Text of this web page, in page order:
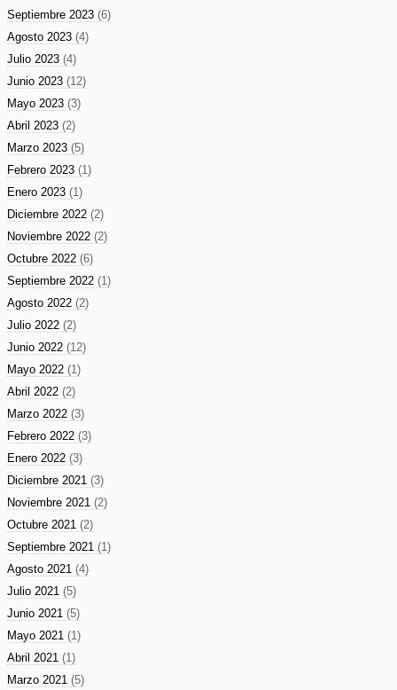
Septiembre 2023 (6)
Agosto 2023 (4)
Julio 2023 (4)
Junio 2023 (12)
Mayo 2023 (3)
Abril 2023 (2)
Marzo 2023 (5)
Febrero 2023 (1)
Enero 2023 (1)
Diciembre 2022 (2)
Noviembre 2022 (2)
Octubre 2022 (6)
Septiembre 2022 (1)
Agosto 2022 (2)
Julio 2022 (2)
Junio 2022 (12)
Mayo 2022 (1)
Abril 2022 (2)
Marzo 2022 (3)
Febrero 2022 (3)
Enero 2022 (3)
Diciembre 2021 (3)
Noviembre 2021 (2)
Octubre 2021 (2)
Septiembre 2021 (1)
Agosto 2021 (4)
Julio 2021 (5)
Junio 2021 (5)
Mayo 2021 (1)
Abril 2021 (1)
Marzo 2021 (5)